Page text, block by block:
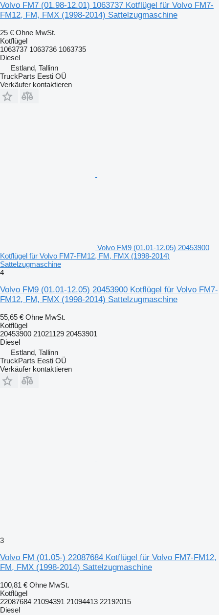
Volvo FM7 (01.98-12.01) 1063737 Kotflügel für Volvo FM7-
FM12, FM, FMX (1998-2014) Sattelzugmaschine
25 € Ohne MwSt.
Kotflügel
1063737 1063736 1063735
Diesel
Estland, Tallinn
TruckParts Eesti OÜ
Verkäufer kontaktieren
Volvo FM9 (01.01-12.05) 20453900
Kotflügel für Volvo FM7-FM12, FM, FMX (1998-2014)
Sattelzugmaschine
4
Volvo FM9 (01.01-12.05) 20453900 Kotflügel für Volvo FM7-
FM12, FM, FMX (1998-2014) Sattelzugmaschine
55,65 € Ohne MwSt.
Kotflügel
20453900 21021129 20453901
Diesel
Estland, Tallinn
TruckParts Eesti OÜ
Verkäufer kontaktieren
3
Volvo FM (01.05-) 22087684 Kotflügel für Volvo FM7-FM12,
FM, FMX (1998-2014) Sattelzugmaschine
100,81 € Ohne MwSt.
Kotflügel
22087684 21094391 21094413 22192015
Diesel